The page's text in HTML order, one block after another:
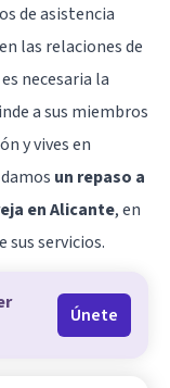
de asistencia
las relaciones de
necesaria la
a sus miembros
y vives en
un repaso a
en Alicante, en
sus servicios.
Únete